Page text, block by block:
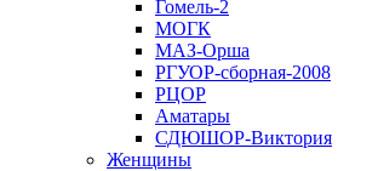
Гомель-2
МОГК
МАЗ-Орша
РГУОР-сборная-2008
РЦОР
Аматары
СДЮШОР-Виктория
Женщины